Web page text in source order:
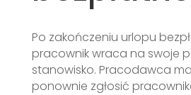
Po zakończeniu urlopu
pracownik wraca na swoje
stanowisko. Pracodawca
ponownie zgłosić